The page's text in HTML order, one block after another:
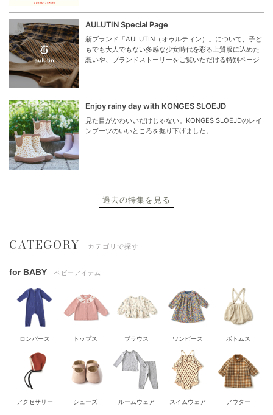
AULUTIN Special Page
新ブランド「AULUTIN（オゥルティン）」について、子ど
もでも大人でもない多感な少女時代を彩る上質服に込めた
想いや、ブランドストーリーをご覧いただける特別ページ
Enjoy rainy day with KONGES SLOEJD
見た目がかわいいだけじゃない。KONGES SLOEJDのレイ
ンブーツのいいところを掘り下げました。
過去の特集を見る
CATEGORY カテゴリで探す
for BABY ベビーアイテム
ロンパース トップス ブラウス ワンピース ボトムス
アクセサリー シューズ ルームウェア スイムウェア アウター